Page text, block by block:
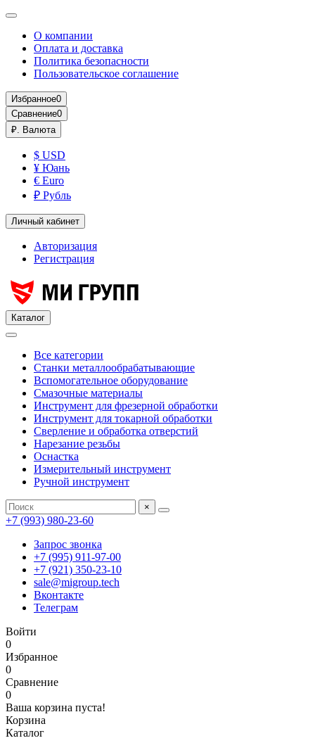
О компании
Оплата и доставка
Политика безопасности
Пользовательское соглашение
Избранное0
Сравнение0
₽. Валюта
$ USD
¥ Юань
€ Euro
₽ Рубль
Личный кабинет
Авторизация
Регистрация
Каталог
Все категории
Станки металлообрабатывающие
Вспомогательное оборудование
Смазочные материалы
Инструмент для фрезерной обработки
Инструмент для токарной обработки
Сверление и обработка отверстий
Нарезание резьбы
Оснастка
Измерительный инструмент
Ручной инструмент
×
+7 (993) 980-23-60
Запрос звонка
+7 (995) 911-97-00
+7 (921) 350-23-10
sale@migroup.tech
Вконтакте
Телеграм
Войти
0
Избранное
0
Сравнение
0
Ваша корзина пуста!
Корзина
Каталог